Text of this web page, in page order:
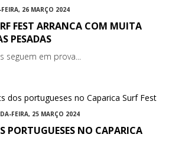
26 MARÇO 2024
FEST ARRANCA COM MUITA
PESADAS
seguem em prova...
FEIRA, 25 MARÇO 2024
PORTUGUESES NO CAPARICA